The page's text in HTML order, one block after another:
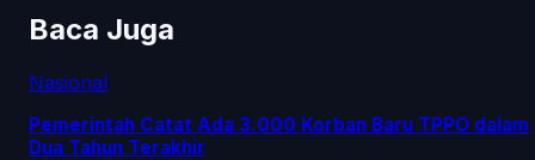
Baca Juga
Nasional
Pemerintah Catat Ada 3.000 Korban Baru TPPO dalam
Dua Tahun Terakhir